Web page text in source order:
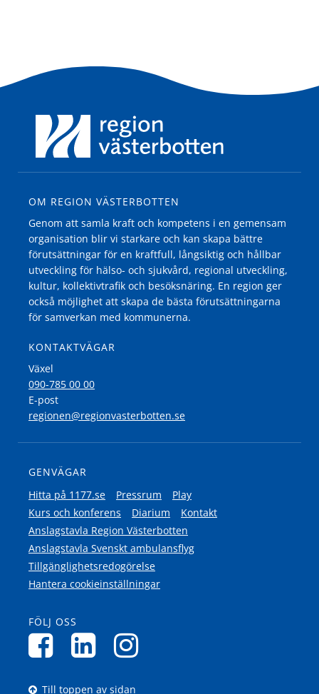
OM REGION VÄSTERBOTTEN
Genom att samla kraft och kompetens i en gemensam
organisation blir vi starkare och kan skapa bättre
förutsättningar för en kraftfull, långsiktig och hållbar
utveckling för hälso- och sjukvård, regional utveckling,
kultur, kollektivtrafik och besöksnäring. En region ger
också möjlighet att skapa de bästa förutsättningarna
för samverkan med kommunerna.
KONTAKTVÄGAR
Växel
090-785 00 00
E-post
regionen@regionvasterbotten.se
GENVÄGAR
Hitta på 1177.se
Pressrum
Play
Kurs och konferens
Diarium
Kontakt
Anslagstavla Region Västerbotten
Anslagstavla Svenskt ambulansflyg
Tillgänglighetsredogörelse
Hantera cookieinställningar
FÖLJ OSS
Till toppen av sidan